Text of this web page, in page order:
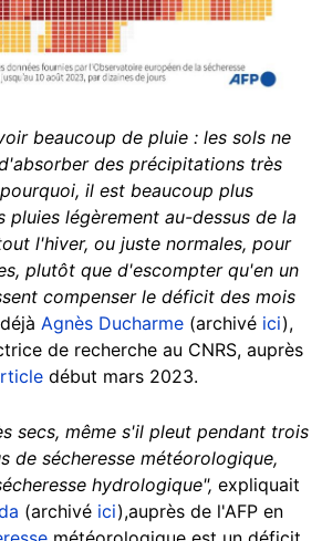
beaucoup de pluie : les sols ne
des précipitations très
il est beaucoup plus
légèrement au-dessus de la
l'hiver, ou juste normales, pour
plutôt que d'escompter qu'en un
compenser le déficit des mois
Agnès Ducharme (archivé ici),
de recherche au CNRS, auprès
début mars 2023.
secs, même s'il pleut pendant trois
de sécheresse météorologique,
hydrologique", expliquait
(archivé ici),auprès de l'AFP en